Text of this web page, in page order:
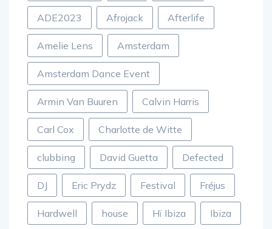
ADE2023 Afrojack Afterlife
Amelie Lens Amsterdam
Amsterdam Dance Event
Armin Van Buuren Calvin Harris
Carl Cox Charlotte de Witte
clubbing David Guetta Defected
DJ Eric Prydz Festival Fréjus
Hardwell house Hï Ibiza Ibiza